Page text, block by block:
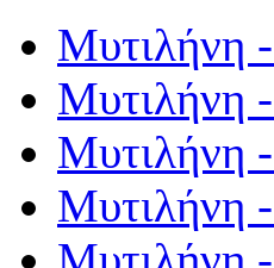
Μυτιλήνη
Μυτιλήνη
Μυτιλήνη
Μυτιλήνη